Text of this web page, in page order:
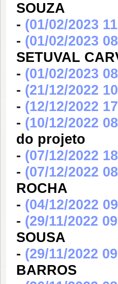
SOUZA
- (01/02/2023
- (01/02/2023
SETUVAL
- (01/02/2023
- (21/12/2022
- (12/12/2022
- (10/12/2022
do projeto
- (07/12/2022
- (07/12/2022
ROCHA
- (04/12/2022
- (29/11/2022
SOUSA
- (29/11/2022
BARROS